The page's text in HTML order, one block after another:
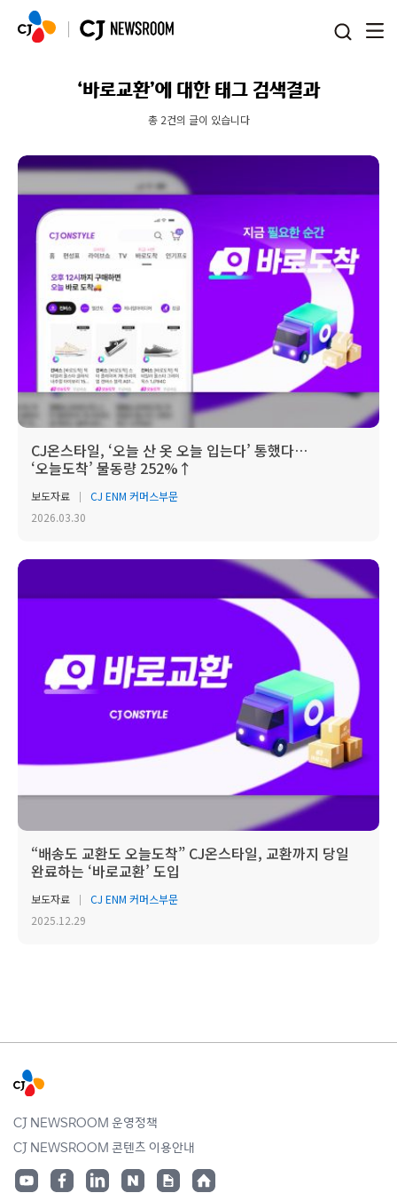
‘바로교환’에 대한 태그 검색결과
총 2건의 글이 있습니다
CJ온스타일, ‘오늘 산 옷 오늘 입는다’ 통했다…
‘오늘도착’ 물동량 252%↑
보도자료
CJ ENM 커머스부문
2026.03.30
“배송도 교환도 오늘도착” CJ온스타일, 교환까지 당일
완료하는 ‘바로교환’ 도입
보도자료
CJ ENM 커머스부문
2025.12.29
CJ NEWSROOM 운영정책
CJ NEWSROOM 콘텐츠 이용안내